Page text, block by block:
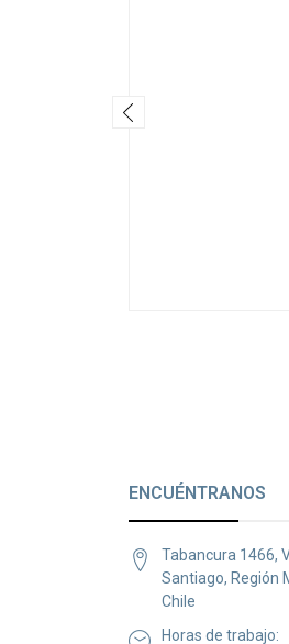
ENCUÉNTRANOS
Tabancura 1466,
Santiago, Región
Chile
Horas de trabajo: